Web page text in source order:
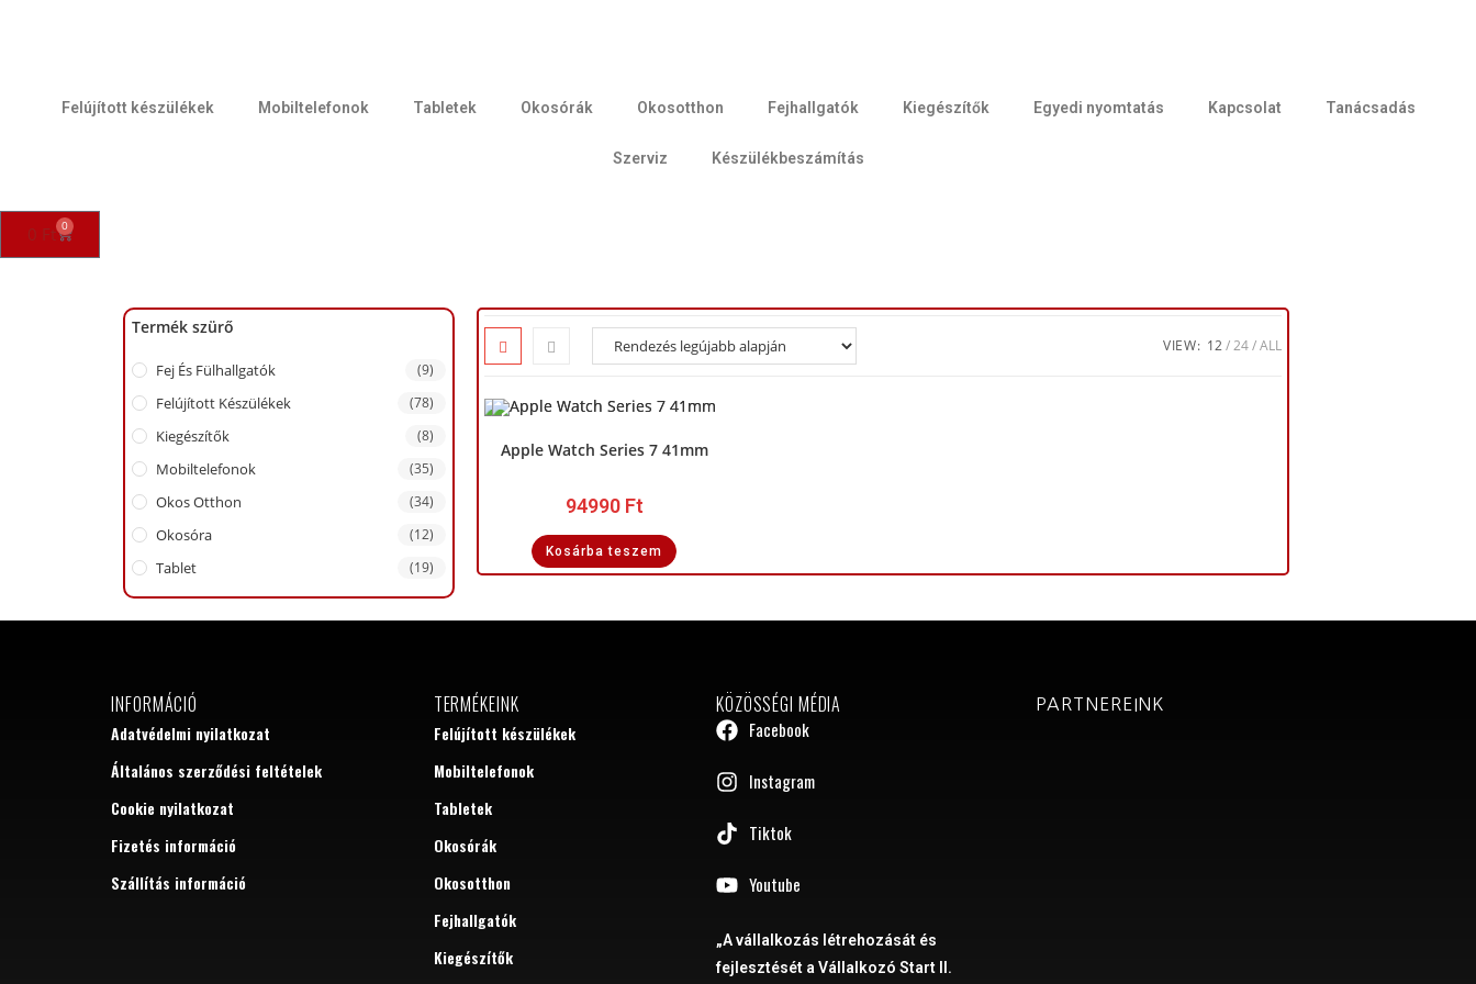
Felújított készülékek Mobiltelefonok Tabletek Okosórák Okosotthon Fejhallgatók Kiegészítők Egyedi nyomtatás Kapcsolat Tanácsadás
Szerviz Készülékbeszámítás
0 Ft 0
Termék szürő
Fej És Fülhallgatók (9)
Felújított Készülékek (78)
Kiegészítők (8)
Mobiltelefonok (35)
Okos Otthon (34)
Okosóra (12)
Tablet (19)
VIEW: 12 24 ALL
Apple Watch Series 7 41mm
94990 Ft
Kosárba teszem
INFORMÁCIÓ
Adatvédelmi nyilatkozat
Általános szerződési feltételek
Cookie nyilatkozat
Fizetés információ
Szállítás információ
TERMÉKEINK
Felújított készülékek
Mobiltelefonok
Tabletek
Okosórák
Okosotthon
Fejhallgatók
Kiegészítők
KÖZÖSSÉGI MÉDIA
Facebook
Instagram
Tiktok
Youtube
„A vállalkozás létrehozását és
fejlesztését a Vállalkozó Start II.
PARTNEREINK